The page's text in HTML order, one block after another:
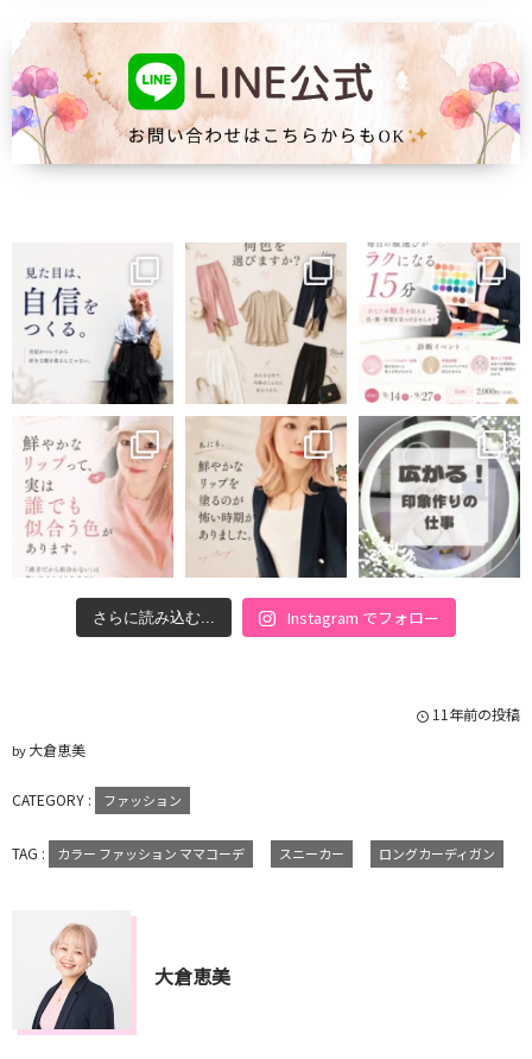
さらに読み込む... Instagram でフォロー
11年前の投稿
by大倉恵美
CATEGORY : ファッション
TAG : カラー ファッション ママコーデ スニーカー ロングカーディガン
大倉恵美